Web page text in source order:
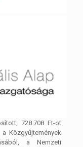
728.708 Ft-ot
Közgyűjtemények
a Nemzeti